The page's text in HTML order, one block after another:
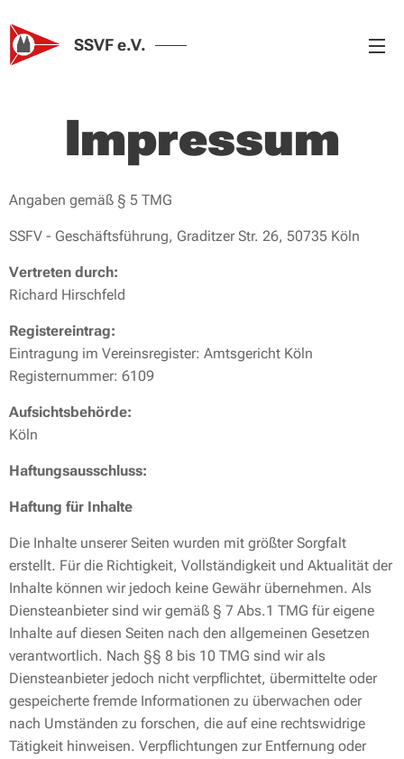
SSVF e.V.
Impressum
Angaben gemäß § 5 TMG
SSFV - Geschäftsführung, Graditzer Str. 26, 50735 Köln
Vertreten durch:
Richard Hirschfeld
Registereintrag:
Eintragung im Vereinsregister: Amtsgericht Köln
Registernummer: 6109
Aufsichtsbehörde:
Köln
Haftungsausschluss:
Haftung für Inhalte
Die Inhalte unserer Seiten wurden mit größter Sorgfalt
erstellt. Für die Richtigkeit, Vollständigkeit und Aktualität der
Inhalte können wir jedoch keine Gewähr übernehmen. Als
Diensteanbieter sind wir gemäß § 7 Abs.1 TMG für eigene
Inhalte auf diesen Seiten nach den allgemeinen Gesetzen
verantwortlich. Nach §§ 8 bis 10 TMG sind wir als
Diensteanbieter jedoch nicht verpflichtet, übermittelte oder
gespeicherte fremde Informationen zu überwachen oder
nach Umständen zu forschen, die auf eine rechtswidrige
Tätigkeit hinweisen. Verpflichtungen zur Entfernung oder